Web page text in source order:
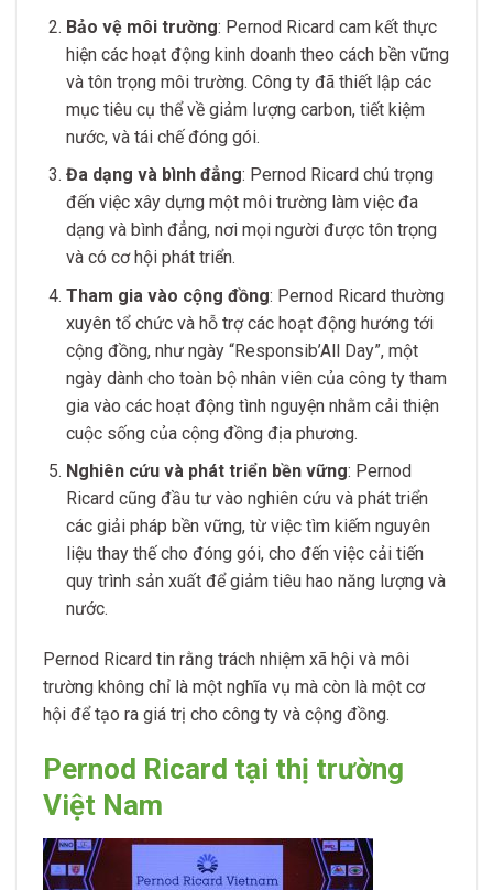
Bảo vệ môi trường: Pernod Ricard cam kết thực
hiện các hoạt động kinh doanh theo cách bền vững
và tôn trọng môi trường. Công ty đã thiết lập các
mục tiêu cụ thể về giảm lượng carbon, tiết kiệm
nước, và tái chế đóng gói.
Đa dạng và bình đẳng: Pernod Ricard chú trọng
đến việc xây dựng một môi trường làm việc đa
dạng và bình đẳng, nơi mọi người được tôn trọng
và có cơ hội phát triển.
Tham gia vào cộng đồng: Pernod Ricard thường
xuyên tổ chức và hỗ trợ các hoạt động hướng tới
cộng đồng, như ngày “Responsib’All Day”, một
ngày dành cho toàn bộ nhân viên của công ty tham
gia vào các hoạt động tình nguyện nhằm cải thiện
cuộc sống của cộng đồng địa phương.
Nghiên cứu và phát triển bền vững: Pernod
Ricard cũng đầu tư vào nghiên cứu và phát triển
các giải pháp bền vững, từ việc tìm kiếm nguyên
liệu thay thế cho đóng gói, cho đến việc cải tiến
quy trình sản xuất để giảm tiêu hao năng lượng và
nước.
Pernod Ricard tin rằng trách nhiệm xã hội và môi
trường không chỉ là một nghĩa vụ mà còn là một cơ
hội để tạo ra giá trị cho công ty và cộng đồng.
Pernod Ricard tại thị trường
Việt Nam